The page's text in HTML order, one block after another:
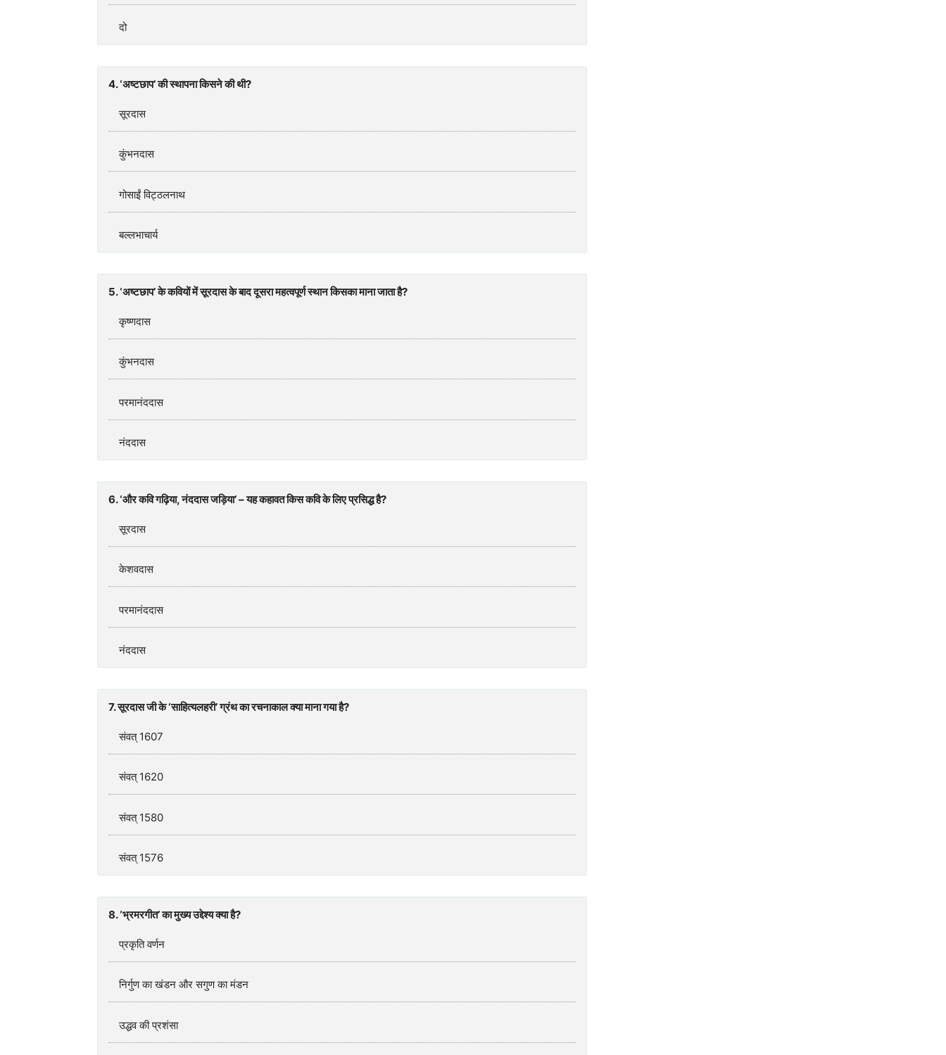
दो
4. ‘अष्टछाप’ की स्थापना किसने की थी?
सूरदास
कुंभनदास
गोसाईं विट्ठलनाथ
बल्लभाचार्य
5. ‘अष्टछाप’ के कवियों में सूरदास के बाद दूसरा महत्वपूर्ण स्थान किसका माना जाता है?
कृष्णदास
कुंभनदास
परमानंददास
नंददास
6. ‘और कवि गढ़िया, नंददास जड़िया’ – यह कहावत किस कवि के लिए प्रसिद्ध है?
सूरदास
केशवदास
परमानंददास
नंददास
7. सूरदास जी के ‘साहित्यलहरी’ ग्रंथ का रचनाकाल क्या माना गया है?
संवत् 1607
संवत् 1620
संवत् 1580
संवत् 1576
8. ‘भ्रमरगीत’ का मुख्य उद्देश्य क्या है?
प्रकृति वर्णन
निर्गुण का खंडन और सगुण का मंडन
उद्धव की प्रशंसा